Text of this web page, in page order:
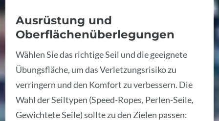
Ausrüstung und
Oberflächenüberlegungen
Wählen Sie das richtige Seil und die geeignete
Übungsfläche, um das Verletzungsrisiko zu
verringern und den Komfort zu verbessern. Die
Wahl der Seiltypen (Speed-Ropes, Perlen-Seile,
Gewichtete Seile) sollte zu den Zielen passen: